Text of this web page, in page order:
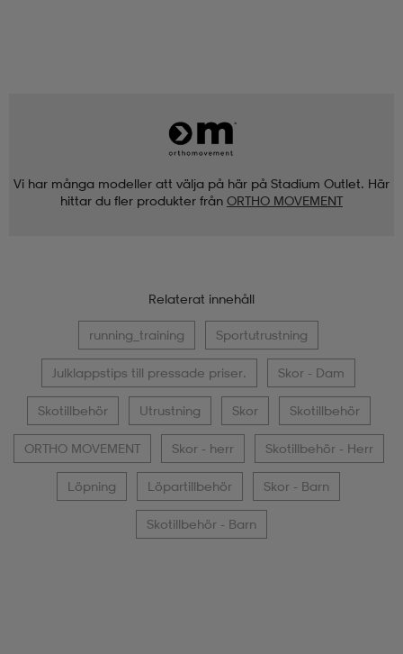
Vi har många modeller att välja på här på Stadium Outlet. Här
hittar du fler produkter från ORTHO MOVEMENT
Relaterat innehåll
running_training Sportutrustning
Julklappstips till pressade priser. Skor - Dam
Skotillbehör Utrustning Skor Skotillbehör
ORTHO MOVEMENT Skor - herr Skotillbehör - Herr
Löpning Löpartillbehör Skor - Barn
Skotillbehör - Barn